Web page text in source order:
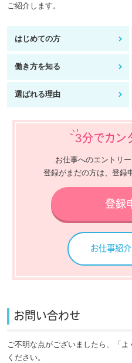
ご紹介します。
はじめての方
働き方を知る
選ばれる理由
3分でカン
お仕事へのエントリ
登録がまだの方は、登録
登録
お仕事紹
お問い合わせ
ご不明な点がございましたら、「
ください。